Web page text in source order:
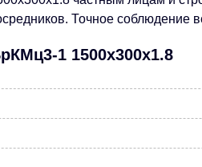
Точное соблюдение
1 1500х300х1.8